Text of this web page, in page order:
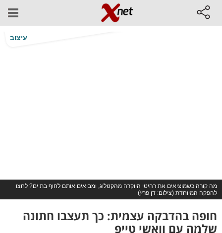
עיצוב
מה קורה כשמוציאים את רהיטי היוקרה מהקטלוג, ומביאים אותם לחוף בת ים? לחצו
להפקה המיוחדת (צילום: דן פרץ)
חופה בהדבקה עצמית: כך תעצבו חתונה
שלמה עם וואשי טייפ